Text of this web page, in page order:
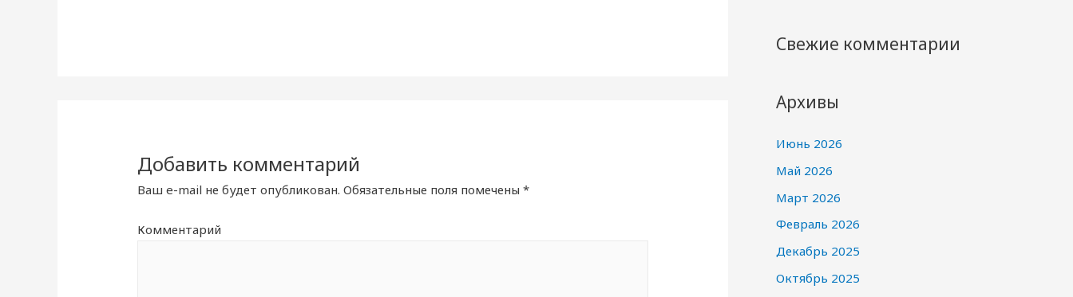
Добавить комментарий
Ваш e-mail не будет опубликован. Обязательные поля помечены*
Комментарий
Свежие комментарии
Архивы
Июнь 2026
Май 2026
Март 2026
Февраль 2026
Декабрь 2025
Октябрь 2025